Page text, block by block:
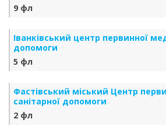
9 фл
Іванківський центр первинної
допомоги
5 фл
Фастівський міський Центр
санітарної допомоги
2 фл